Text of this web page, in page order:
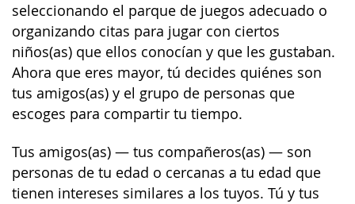
seleccionando el parque de juegos adecuado o
organizando citas para jugar con ciertos
niños(as) que ellos conocían y que les gustaban.
Ahora que eres mayor, tú decides quiénes son
tus amigos(as) y el grupo de personas que
escoges para compartir tu tiempo.
Tus amigos(as) — tus compañeros(as) — son
personas de tu edad o cercanas a tu edad que
tienen intereses similares a los tuyos. Tú y tus